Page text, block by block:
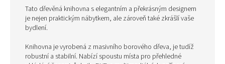
Tato dřevěná knihovna s elegantním a překrásným designem
je nejen praktickým nábytkem, ale zároveň také zkrášlí vaše
bydlení.
Knihovna je vyrobená z masivního borového dřeva, je tudíž
robustní a stabilní. Nabízí spoustu místa pro přehledné